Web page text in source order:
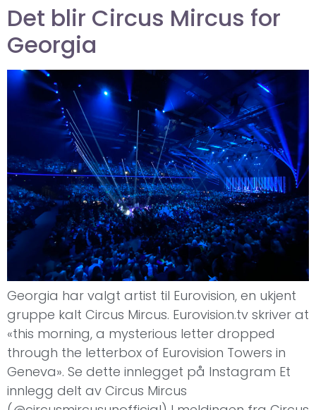
Det blir Circus Mircus for
Georgia
Georgia har valgt artist til Eurovision, en ukjent
gruppe kalt Circus Mircus. Eurovision.tv skriver at
«this morning, a mysterious letter dropped
through the letterbox of Eurovision Towers in
Geneva». Se dette innlegget på Instagram Et
innlegg delt av Circus Mircus